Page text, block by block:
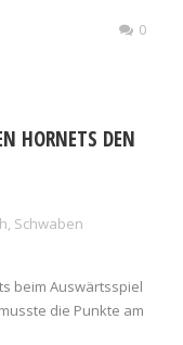
0
HORNETS DEN
Schwaben
beim Auswärtsspiel
die Punkte am